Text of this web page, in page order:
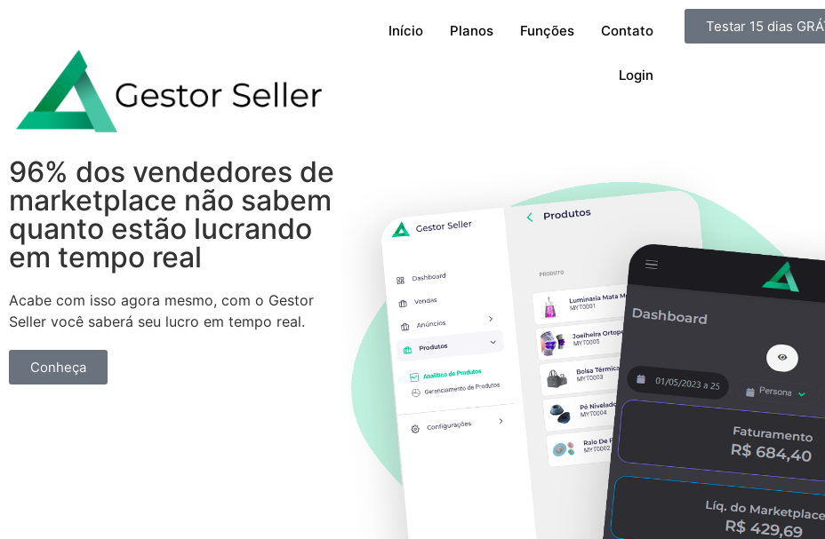
Início Planos Funções Contato
Login
Testar 15 dias
96% dos vendedores de
marketplace não sabem
quanto estão lucrando
em tempo real
Acabe com isso agora mesmo, com o Gestor
Seller você saberá seu lucro em tempo real.
Conheça